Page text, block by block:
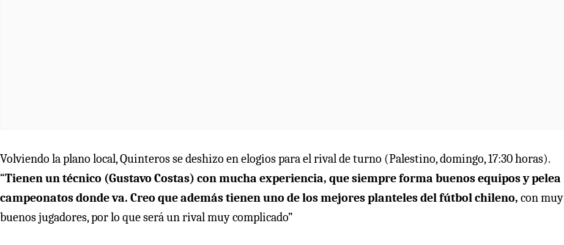
Volviendo la plano local, Quinteros se deshizo en elogios para el rival de turno (Palestino, domingo, 17:30 horas).
“Tienen un técnico (Gustavo Costas) con mucha experiencia, que siempre forma buenos equipos y pelea
campeonatos donde va. Creo que además tienen uno de los mejores planteles del fútbol chileno, con muy
buenos jugadores, por lo que será un rival muy complicado”